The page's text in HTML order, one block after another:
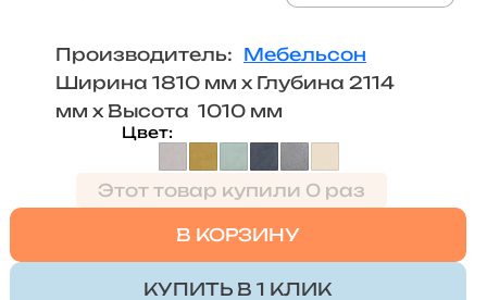
Производитель: Мебельсон
Ширина 1810 мм х Глубина 2114
мм х Высота 1010 мм
Цвет
Этот товар купили 0 раз
В КОРЗИНУ
КУПИТЬ В 1 КЛИК